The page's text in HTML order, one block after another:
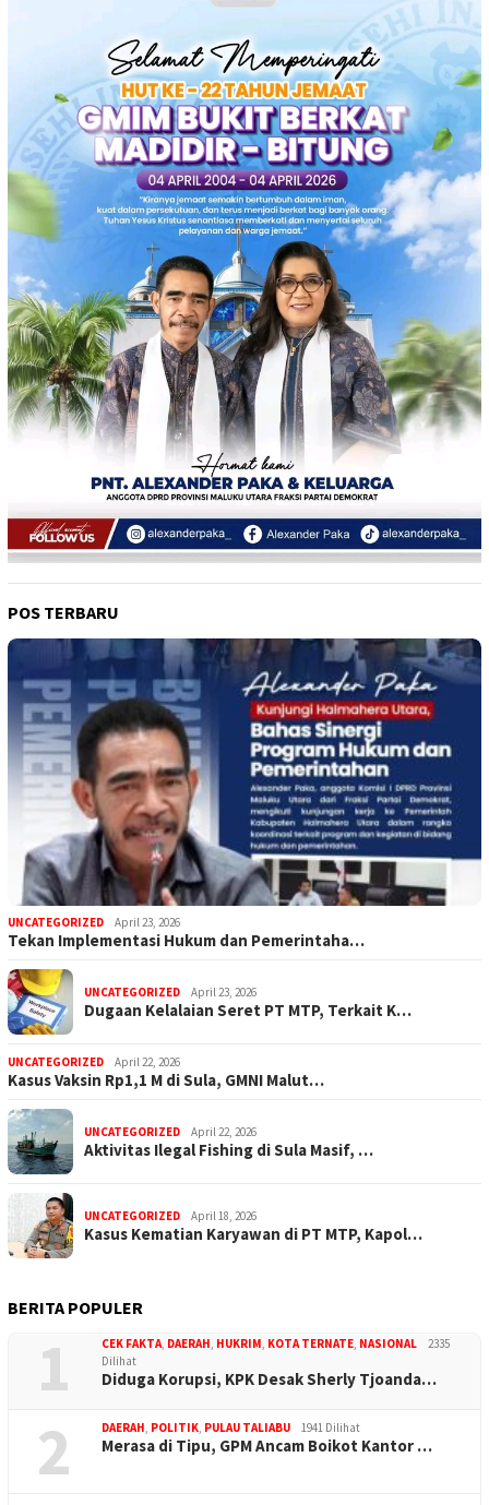
POS TERBARU
UNCATEGORIZED April 23, 2026
Tekan Implementasi Hukum dan Pemerintaha…
UNCATEGORIZED April 23, 2026
Dugaan Kelalaian Seret PT MTP, Terkait K…
UNCATEGORIZED April 22, 2026
Kasus Vaksin Rp1,1 M di Sula, GMNI Malut…
UNCATEGORIZED April 22, 2026
Aktivitas Ilegal Fishing di Sula Masif, …
UNCATEGORIZED April 18, 2026
Kasus Kematian Karyawan di PT MTP, Kapol…
BERITA POPULER
1 CEK FAKTA, DAERAH, HUKRIM, KOTA TERNATE, NASIONAL
2335
Dilihat
Diduga Korupsi, KPK Desak Sherly Tjoanda…
2 DAERAH, POLITIK, PULAU TALIABU 1941 Dilihat
Merasa di Tipu, GPM Ancam Boikot Kantor …